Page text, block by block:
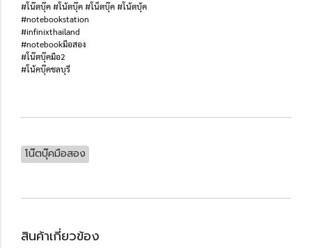
#โน๊ตบุ๊ค #โน้ตบุ๊ค #โน็ตบุ๊ค #โน้ตบุ้ค
#notebookstation
#infinixthailand
#notebookมือสอง
#โน๊ตบุ๊คมือ2
#โน้คบุ๊คชลบุรี
โน๊ตบุ๊คมือสอง
สินค้าเกี่ยวข้อง